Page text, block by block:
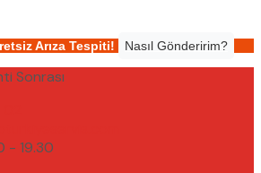
Arıza Tespiti! Nasıl Gönderirim?
Sonrası
- 19.30